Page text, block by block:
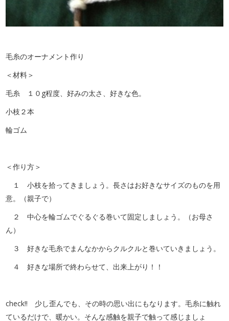
毛糸のオーナメント作り
＜材料＞
毛糸 １０g程度、好みの太さ、好きな色。
小枝２本
輪ゴム
＜作り方＞
１ 小枝を拾ってきましょう。長さはお好きなサイズのものを用
意。（親子で）
２ 中心を輪ゴムでぐるぐる巻いて固定しましょう。（お母さ
ん）
３ 好きな毛糸でまんなかからクルクルと巻いていきましょう。
４ 好きな場所で終わらせて、出来上がり！！
check!! 少し歪んでも、その時の思い出にもなります。毛糸に触れ
ているだけで、暖かい。そんな感触を親子で触って感じましょ